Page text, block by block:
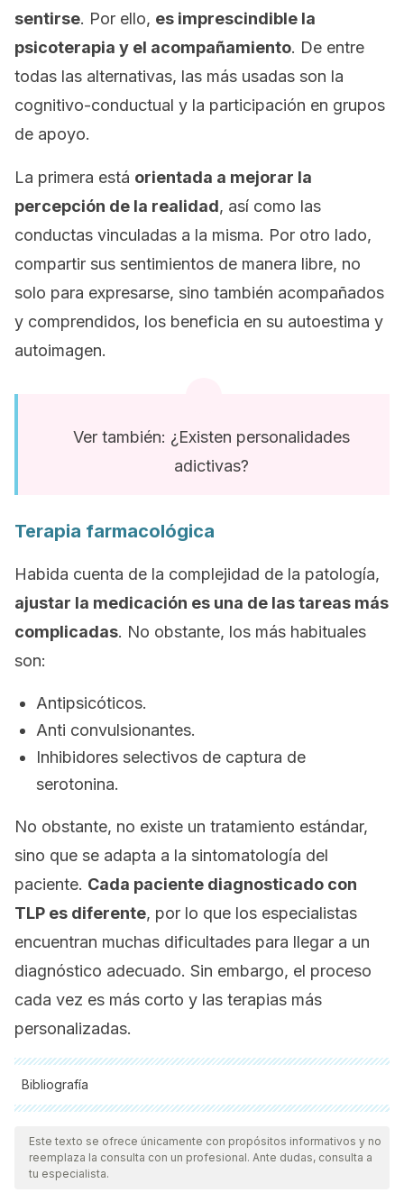
sentirse. Por ello, es imprescindible la
psicoterapia y el acompañamiento. De entre
todas las alternativas, las más usadas son la
cognitivo-conductual y la participación en grupos
de apoyo.
La primera está orientada a mejorar la
percepción de la realidad, así como las
conductas vinculadas a la misma. Por otro lado,
compartir sus sentimientos de manera libre, no
solo para expresarse, sino también acompañados
y comprendidos, los beneficia en su autoestima y
autoimagen.
Ver también: ¿Existen personalidades
adictivas?
Terapia farmacológica
Habida cuenta de la complejidad de la patología,
ajustar la medicación es una de las tareas más
complicadas. No obstante, los más habituales
son:
Antipsicóticos.
Anti convulsionantes.
Inhibidores selectivos de captura de
serotonina.
No obstante, no existe un tratamiento estándar,
sino que se adapta a la sintomatología del
paciente. Cada paciente diagnosticado con
TLP es diferente, por lo que los especialistas
encuentran muchas dificultades para llegar a un
diagnóstico adecuado. Sin embargo, el proceso
cada vez es más corto y las terapias más
personalizadas.
Bibliografía
Todas las fuentes citadas fueron revisadas a profundidad por
nuestro equipo, para asegurar su calidad, confiabilidad,
vigencia y validez.La bibliografía de este artículo fue
Este texto se ofrece únicamente con propósitos informativos y no
reemplaza la consulta con un profesional. Ante dudas, consulta a
tu especialista.